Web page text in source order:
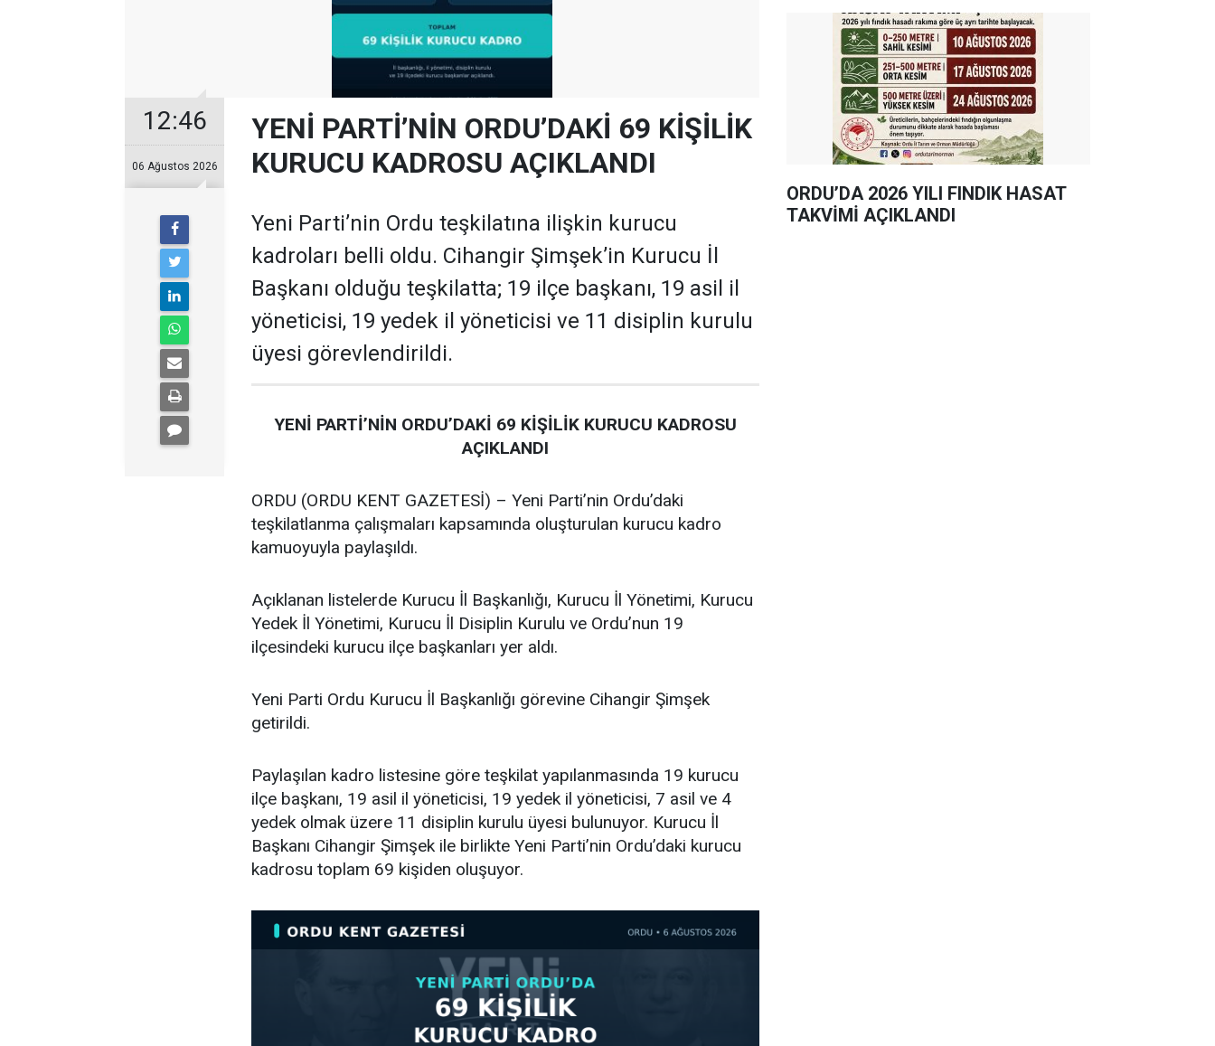
12:46
06 Ağustos 2026
YENİ PARTİ’NİN ORDU’DAKİ 69 KİŞİLİK
KURUCU KADROSU AÇIKLANDI
Yeni Parti’nin Ordu teşkilatına ilişkin kurucu
kadroları belli oldu. Cihangir Şimşek’in Kurucu İl
Başkanı olduğu teşkilatta; 19 ilçe başkanı, 19 asil il
yöneticisi, 19 yedek il yöneticisi ve 11 disiplin kurulu
üyesi görevlendirildi.
YENİ PARTİ’NİN ORDU’DAKİ 69 KİŞİLİK KURUCU KADROSU
AÇIKLANDI
ORDU (ORDU KENT GAZETESİ) – Yeni Parti’nin Ordu’daki
teşkilatlanma çalışmaları kapsamında oluşturulan kurucu kadro
kamuoyuyla paylaşıldı.
Açıklanan listelerde Kurucu İl Başkanlığı, Kurucu İl Yönetimi, Kurucu
Yedek İl Yönetimi, Kurucu İl Disiplin Kurulu ve Ordu’nun 19
ilçesindeki kurucu ilçe başkanları yer aldı.
Yeni Parti Ordu Kurucu İl Başkanlığı görevine Cihangir Şimşek
getirildi.
Paylaşılan kadro listesine göre teşkilat yapılanmasında 19 kurucu
ilçe başkanı, 19 asil il yöneticisi, 19 yedek il yöneticisi, 7 asil ve 4
yedek olmak üzere 11 disiplin kurulu üyesi bulunuyor. Kurucu İl
Başkanı Cihangir Şimşek ile birlikte Yeni Parti’nin Ordu’daki kurucu
kadrosu toplam 69 kişiden oluşuyor.
ORDU’DA 2026 YILI FINDIK HASAT
TAKVİMİ AÇIKLANDI